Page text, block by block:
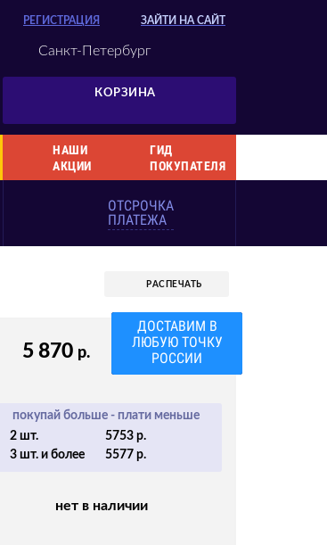
КОРЗИНА
РЕГИСТРАЦИЯ ЗАЙТИ НА САЙТ
Санкт-Петербург
НАШИ
АКЦИИ
ГИД
ПОКУПАТЕЛЯ
ОТСРОЧКА
ПЛАТЕЖА
РАСПЕЧАТЬ
ВАША СКИДКА
3%
КОД 7PNT
5 870 р.
покупай больше - плати меньше
2 шт.
5753 р.
3 шт. и более
5577 р.
нет в наличии